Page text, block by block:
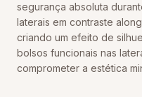
segurança absoluta
laterais em contraste
criando um efeito de
bolsos funcionais nas
comprometer a estética